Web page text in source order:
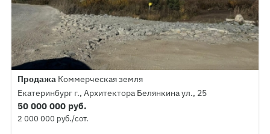
Продажа Коммерческая земля
Екатеринбург г., Архитектора Белянкина ул., 25
50 000 000 руб.
2 000 000 руб./сот.